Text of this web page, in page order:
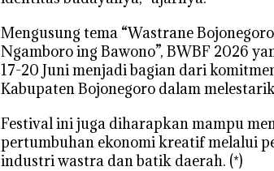
e
l
a
s
‎Mengusung tema “Wastrane
Ngamboro ing Bawono”, BWBF 2026
17-20 Juni menjadi bagian dari
Kabupaten Bojonegoro dalam
‎Festival ini juga diharapkan mampu
pertumbuhan ekonomi kreatif melalui
industri wastra dan batik daerah. (*)